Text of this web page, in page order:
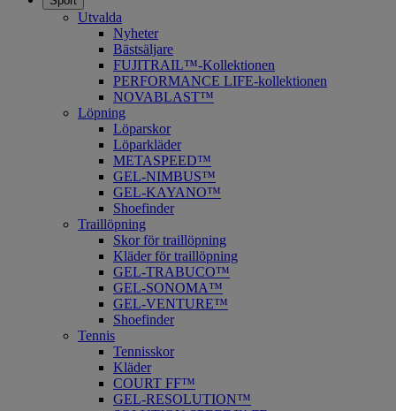
Utvalda
Nyheter
Bästsäljare
FUJITRAIL™-Kollektionen
PERFORMANCE LIFE-kollektionen
NOVABLAST™
Löpning
Löparskor
Löparkläder
METASPEED™
​GEL-NIMBUS™
GEL-KAYANO™
Shoefinder
Traillöpning
Skor för traillöpning
Kläder för traillöpning
GEL-TRABUCO™
GEL-SONOMA™
GEL-VENTURE™
Shoefinder
Tennis
Tennisskor
Kläder
COURT FF™
GEL-RESOLUTION™